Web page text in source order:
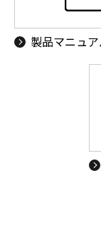
製品マニュ